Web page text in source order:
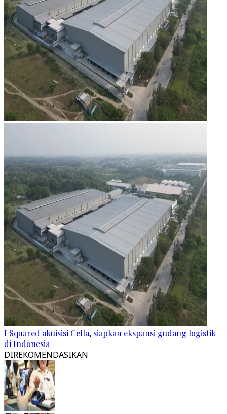
I Squared akuisisi Cella, siapkan ekspansi gudang logistik
di Indonesia
DIREKOMENDASIKAN